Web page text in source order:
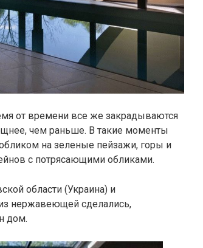
от времени все же закрадываются
чем раньше. В такие моменты
на зеленые пейзажи, горы и
с потрясающими обликами.
области (Украина) и
нержавеющей сделались,
дом.